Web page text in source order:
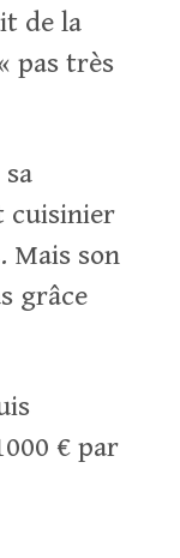
de la
pas très
cuisinier
Mais son
grâce
€ par